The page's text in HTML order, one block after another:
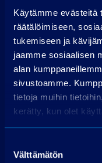
Käytämme evästeitä
räätälöimiseen,
tukemiseen ja
jaamme sosiaalisen
alan
sivustoamme.
tietoja muihin
kerätty, kun olet
valinta
Välttämätön
Laske
Käsiraha
Rahoitettava
Käsittelymaksu
Korko
Maksuerät
Todellinen